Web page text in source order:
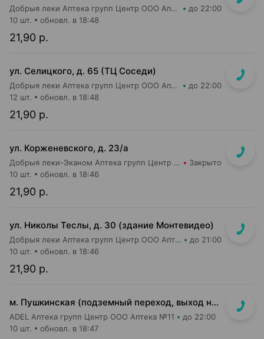
Добрыя леки Аптека групп Центр ООО Аптека №54 до 22:00
21,90 р.
10 шт. обновл. в 18:48
ул. Селицкого, д. 65 (ТЦ Соседи)
Добрыя леки Аптека групп Центр ООО Аптека №47 до 22:00
21,90 р.
12 шт. обновл. в 18:48
ул. Корженевского, д. 23/а
Добрыя леки-Эканом Аптека групп Центр ООО Аптека №6 Закрыто
21,90 р.
10 шт. обновл. в 18:46
ул. Николы Теслы, д. 30 (здание Монтевидео)
Добрыя леки Аптека групп Центр ООО Аптека №106 до 21:00
21,90 р.
10 шт. обновл. в 18:46
м. Пушкинская (подземный переход, выход на гостиницу "Орбита")
ADEL Аптека групп Центр ООО Аптека №11 до 22:00
10 шт. обновл. в 18:47